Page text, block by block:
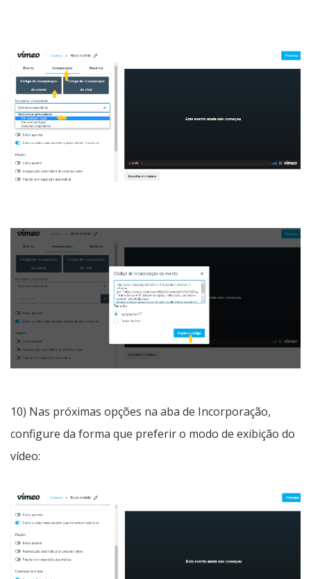
10) Nas próximas opções na aba de Incorporação,
configure da forma que preferir o modo de exibição do
vídeo: